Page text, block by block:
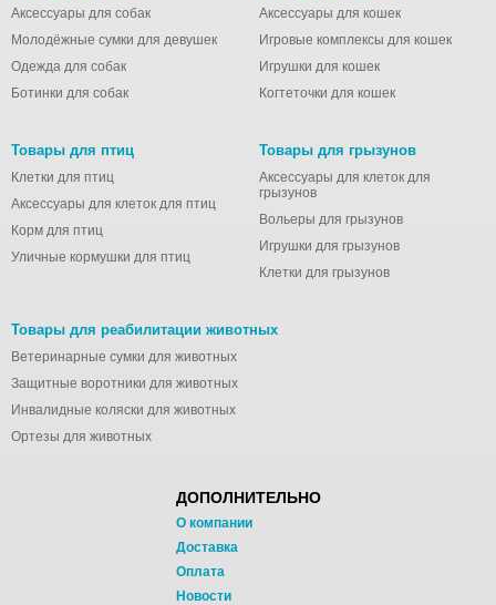
Аксессуары для собак
Молодёжные сумки для девушек
Одежда для собак
Ботинки для собак
Аксессуары для кошек
Игровые комплексы для кошек
Игрушки для кошек
Когтеточки для кошек
Товары для птиц
Клетки для птиц
Аксессуары для клеток для птиц
Корм для птиц
Уличные кормушки для птиц
Товары для грызунов
Аксессуары для клеток для
грызунов
Вольеры для грызунов
Игрушки для грызунов
Клетки для грызунов
Товары для реабилитации животных
Ветеринарные сумки для животных
Защитные воротники для животных
Инвалидные коляски для животных
Ортезы для животных
ДОПОЛНИТЕЛЬНО
О компании
Доставка
Оплата
Новости